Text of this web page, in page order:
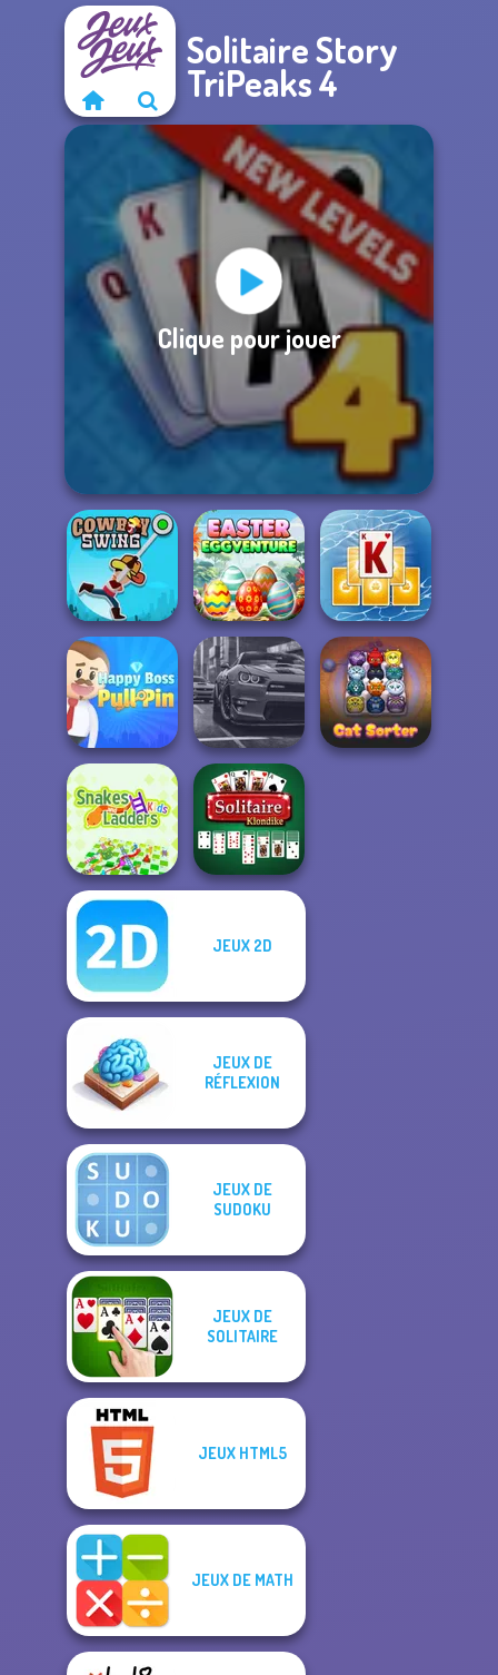
Solitaire Story
TriPeaks 4
Clique pour jouer
Cowboy Swing
Easter
Eggventure
Tripeaks Solitaire
Holiday
Happy Boss Pull
Pin
Real City Driver
Snakes and
Ladders
Solitaire
JEUX 2D
JEUX DE
RÉFLEXION
JEUX DE
SUDOKU
JEUX DE
SOLITAIRE
JEUX HTML5
JEUX DE MATH